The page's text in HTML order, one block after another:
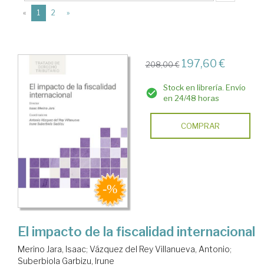
« 1 (current)
2 »
208,00 € 197,60 €
Stock en librería. Envío
en 24/48 horas
COMPRAR
El impacto de la fiscalidad internacional
Merino Jara, Isaac; Vázquez del Rey Villanueva, Antonio;
Suberbiola Garbizu, Irune